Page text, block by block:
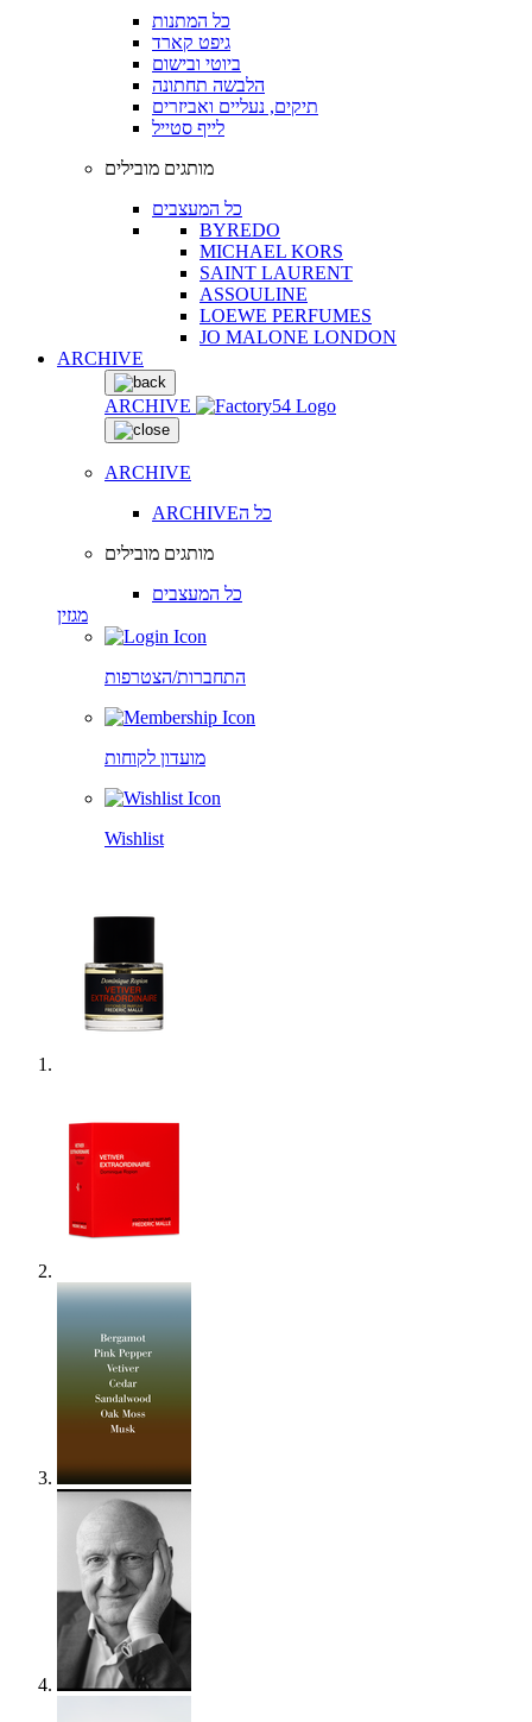
כל המתנות
גיפט קארד
ביוטי ובישום
הלבשה תחתונה
תיקים, נעליים ואביזרים
לייף סטייל
מותגים מובילים
כל המעצבים
BYREDO
MICHAEL KORS
SAINT LAURENT
ASSOULINE
LOEWE PERFUMES
JO MALONE LONDON
ARCHIVE
ARCHIVE
ARCHIVE
ARCHIVEכל ה
מותגים מובילים
כל המעצבים
מגזין
התחברות/הצטרפות
מועדון לקוחות
Wishlist